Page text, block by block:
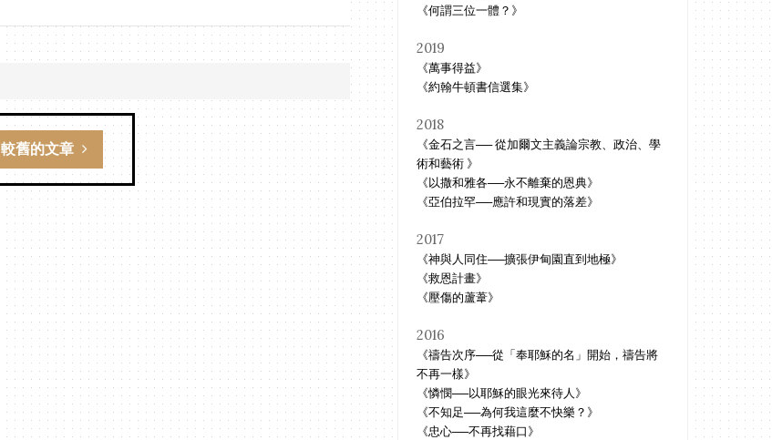
較舊的文章
《何謂三位一體？》
2019
《萬事得益》
《約翰牛頓書信選集》
2018
《金石之言── 從加爾文主義論宗教、政治、學
術和藝術 》
《以撒和雅各──永不離棄的恩典》
《亞伯拉罕──應許和現實的落差》
2017
《神與人同住──擴張伊甸園直到地極》
《救恩計畫》
《壓傷的蘆葦》
2016
《禱告次序──從「奉耶穌的名」開始，禱告將
不再一樣》
《憐憫──以耶穌的眼光來待人》
《不知足──為何我這麼不快樂？》
《忠心──不再找藉口》